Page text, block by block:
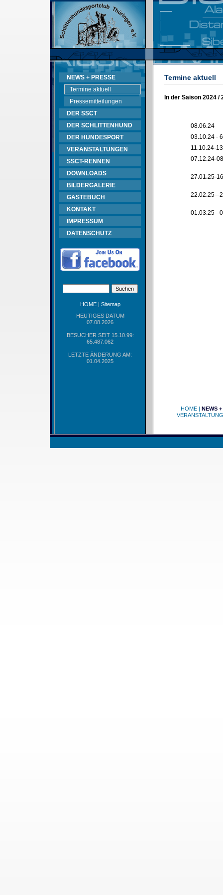
NEWS + PRESSE
Termine aktuell
Pressemitteilungen
DER SSCT
DER SCHLITTENHUND
DER HUNDESPORT
VERANSTALTUNGEN
SSCT-RENNEN
DOWNLOADS
BILDERGALERIE
GÄSTEBUCH
KONTAKT
IMPRESSUM
DATENSCHUTZ
HOME| Sitemap
HEUTIGES DATUM
07.08.2026
BESUCHER SEIT 15.10.99:
65.487.062
LETZTE ÄNDERUNG AM:
01.04.2025
Termine aktuell
In der Saison 2024
08.06.24
03.10.24 -
11.10.24-
07.12.24-
27.01.25-
22.02.25 -
01.03.25 -
HOME| NEWS